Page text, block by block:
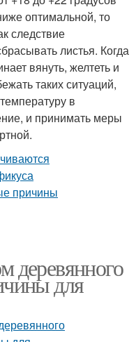
оптимальной, то
следствие
листья. Когда
вянуть, желтеть и
таких ситуаций,
в
и принимать меры
деревянного
для